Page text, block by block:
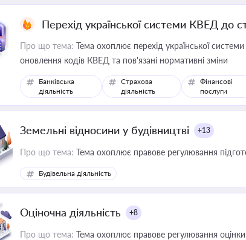
Перехід української системи КВЕД до
Про що тема: Тема охоплює перехід української системи
оновлення кодів КВЕД та пов'язані нормативні зміни
Банківська
діяльність
Страхова
діяльність
Фінансові
послуги
Земельні відносини у будівництві +13
Про що тема: Тема охоплює правове регулювання
Будівельна діяльність
Оціночна діяльність +8
Про що тема: Тема охоплює правове регулювання